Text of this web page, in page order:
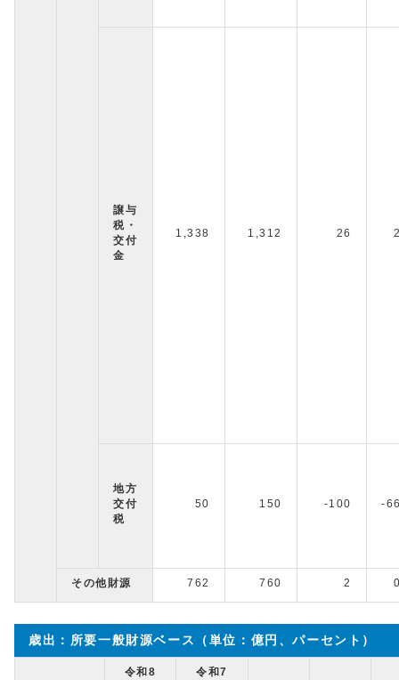
譲与
税・
交付
金
1,338 1,312 26
地方
交付
税
50 150 -100 -
その他財源 762 760 2
歳出：所要一般財源ベース（単位：億円、パーセント）
令和8 令和7